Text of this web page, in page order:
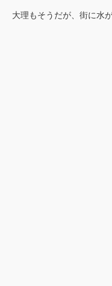
大理もそうだが、街に水